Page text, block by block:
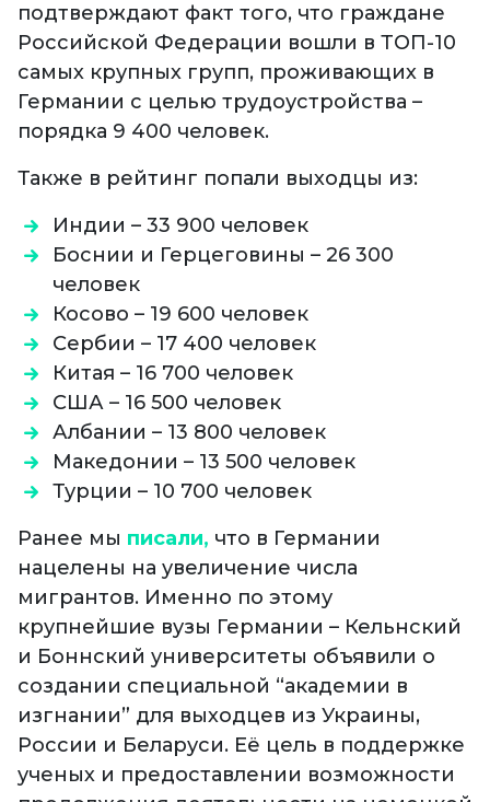
подтверждают факт того, что граждане
Российской Федерации вошли в ТОП-10
самых крупных групп, проживающих в
Германии с целью трудоустройства –
порядка 9 400 человек.
Также в рейтинг попали выходцы из:
Индии – 33 900 человек
Боснии и Герцеговины – 26 300
человек
Косово – 19 600 человек
Сербии – 17 400 человек
Китая – 16 700 человек
США – 16 500 человек
Албании – 13 800 человек
Македонии – 13 500 человек
Турции – 10 700 человек
Ранее мы писали, что в Германии
нацелены на увеличение числа
мигрантов. Именно по этому
крупнейшие вузы Германии – Кельнский
и Боннский университеты объявили о
создании специальной “академии в
изгнании” для выходцев из Украины,
России и Беларуси. Её цель в поддержке
ученых и предоставлении возможности